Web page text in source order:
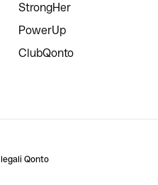
StrongHer
PowerUp
ClubQonto
Qonto